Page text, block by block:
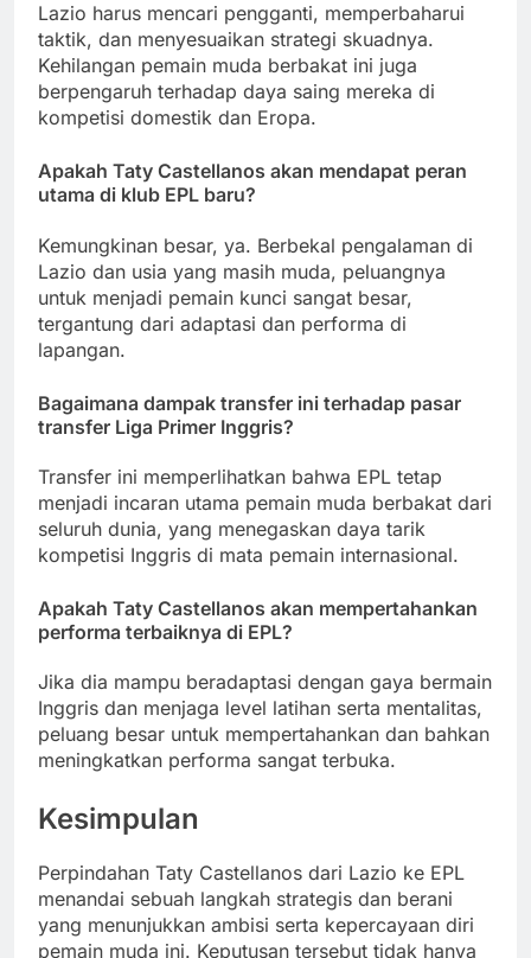
Lazio harus mencari pengganti, memperbaharui
taktik, dan menyesuaikan strategi skuadnya.
Kehilangan pemain muda berbakat ini juga
berpengaruh terhadap daya saing mereka di
kompetisi domestik dan Eropa.
Apakah Taty Castellanos akan mendapat peran
utama di klub EPL baru?
Kemungkinan besar, ya. Berbekal pengalaman di
Lazio dan usia yang masih muda, peluangnya
untuk menjadi pemain kunci sangat besar,
tergantung dari adaptasi dan performa di
lapangan.
Bagaimana dampak transfer ini terhadap pasar
transfer Liga Primer Inggris?
Transfer ini memperlihatkan bahwa EPL tetap
menjadi incaran utama pemain muda berbakat dari
seluruh dunia, yang menegaskan daya tarik
kompetisi Inggris di mata pemain internasional.
Apakah Taty Castellanos akan mempertahankan
performa terbaiknya di EPL?
Jika dia mampu beradaptasi dengan gaya bermain
Inggris dan menjaga level latihan serta mentalitas,
peluang besar untuk mempertahankan dan bahkan
meningkatkan performa sangat terbuka.
Kesimpulan
Perpindahan Taty Castellanos dari Lazio ke EPL
menandai sebuah langkah strategis dan berani
yang menunjukkan ambisi serta kepercayaan diri
pemain muda ini. Keputusan tersebut tidak hanya